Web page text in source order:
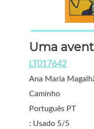
Uma
LT017642
Ana Maria
Caminho
Português PT
: Usado 5/5